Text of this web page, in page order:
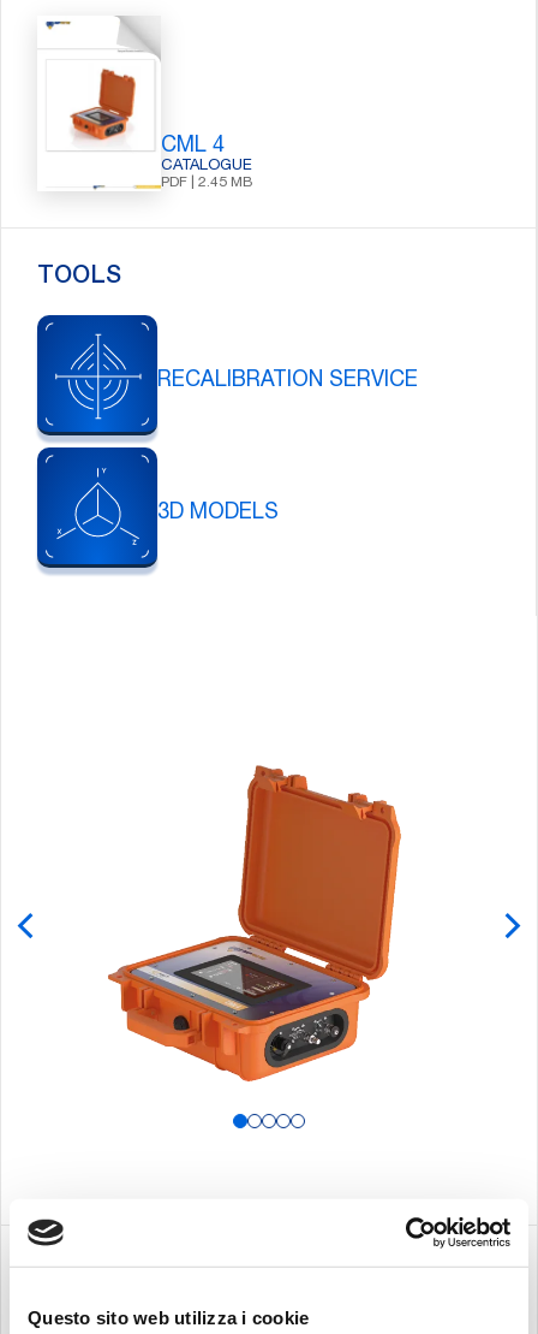
Questo sito web utilizza i cookie
CML 4
CATALOGUE
PDF | 2.45 MB
TOOLS
RECALIBRATION SERVICE
3D MODELS
VIDÉO